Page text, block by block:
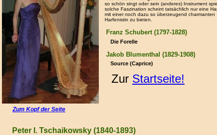
Zum Kopf der Seite
so schön singt oder sein (anderes) Instrument
solche Faszination scheint tatsächlich nur eine
mit einer noch dazu so überzeugend charmanten
Harfenistin zu bieten.
Franz Schubert (1797-1828)
Die Forelle
Jakob Blumenthal (1829-1908)
Source (Caprice)
Zur Startseite!
Peter I. Tschaikowsky (1840-1893)